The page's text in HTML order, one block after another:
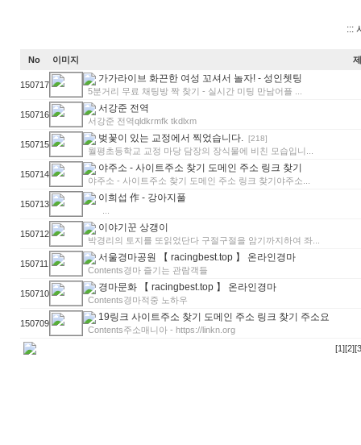
:::
No 이미지
150717
가가라이브 화끈한 여성 꼬셔서 놀자! - 성인쳇팅
5분거리 무료 채팅방 짝 찾기 - 실시간 미팅 만남어플 ...
150716
서강준 전역
서강준 전역qldkrmfk tkdlxm
150715
벚꽃이 있는 교정에서 찍었습니다. [218]
월평초등학교 교정 마당 담장의 장식물에 비친 모습입니...
150714
야주소 - 사이트주소 찾기 도메인 주소 링크 찾기
야주소 - 사이트주소 찾기 도메인 주소 링크 찾기야주소...
150713
이희섭 作 - 강아지풀
150712
이야기꾼 상갱이
박경리의 토지를 또읽었단다 구절구절을 암기까지하여 좌...
150711
서울경마공원 【 racingbest.top 】 온라인경마
Contents경마 즐기는 관람객들
150710
경마문화 【 racingbest.top 】 온라인경마
Contents경마적중 노하우
150709
19링크 사이트주소 찾기 도메인 주소 링크 찾기 주소요
Contents주소매니아 - https://linkn.org
[1][2]